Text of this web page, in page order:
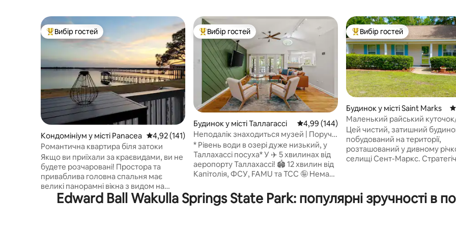
Топ вибір гостей
Вибір гостей
Кондомініум у місті Panacea Середня оцінка: 4,92 з 5, відгуки: 141
4,92 (141)
Романтична квартира біля затоки
Якщо ви приїхали за краєвидами, ви не
будете розчаровані! Простора та
приваблива головна спальня має
великі панорамні вікна з видом на
приватну пристань. Насолоджуйтеся
надзвичайно зручним ліжком розміру
Топ вибір гостей
Вибір гостей
Будинок у місті Таллагассі Середня оцінка: 4,99 з 5, відгуки: 144
4,99 (144)
Неподалік знаходиться музей | Поруч
FSU | EVSE
* Рівень води в озері дуже низький, у
Таллахассі посуха* У ✈️ 5 хвилинах від
аеропорту Таллахассі! 🏟️ 12 хвилин від
Капітолія, ФСУ, FAMU та TCC 🤪 Немає
Можна перебувати з 🐕 домашніми
тваринами! Доступні 🛶 байдарки!
Топ вибір гостей
Вибір гостей
Будинок у місті Saint Marks
Маленький райський
сходів/Велосипед/Човен/
Цей чистий, затишний
побудований на території,
розташований у дивному
селищі Сент-Маркс.
підходить для любителів
любителів риболовлі (свіжої
Edward Ball Wakulla Springs State Park: популярні зручності в